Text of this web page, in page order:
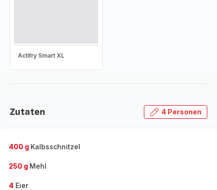
Actifry Smart XL
Zutaten 4 Personen
400 g Kalbsschnitzel
250 g Mehl
4 Eier